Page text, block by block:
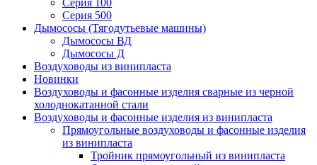
Серия 500
Дымососы (Тягодутьевые машины)
Дымососы ВД
Дымососы Д
Воздуховоды из винипласта
Новинки
Воздуховоды и фасонные изделия сварные из черной
холоднокатанной стали
Воздуховоды и фасонные изделия из винипласта
Прямоугольные воздуховоды и фасонные изделия
из винипласта
Тройник прямоугольный из винипласта